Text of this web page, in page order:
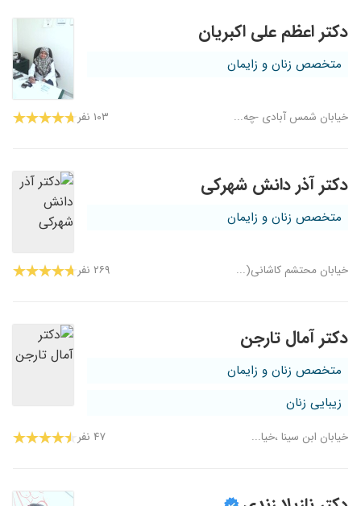
دکتر اعظم علی اکبریان
متخصص زنان و زایمان
خیابان شمس آبادی -چه... ۱۰۳ نفر
دکتر آذر دانش شهرکی
متخصص زنان و زایمان
خیابان محتشم کاشانی(... ۲۶۹ نفر
دکتر آمال تارجن
متخصص زنان و زایمان
زیبایی زنان
خیابان ابن سینا ،خیا... ۴۷ نفر